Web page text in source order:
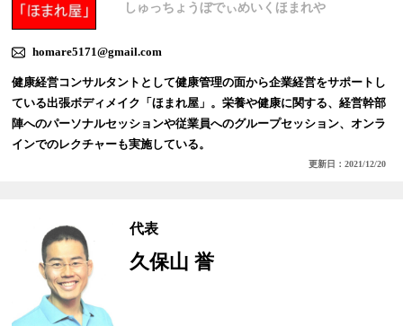
しゅっちょうぼでぃめいくほまれや
homare5171@gmail.com
健康経営コンサルタントとして健康管理の面から企業経営をサポートし
ている出張ボディメイク「ほまれ屋」。栄養や健康に関する、経営幹部
陣へのパーソナルセッションや従業員へのグループセッション、オンラ
インでのレクチャーも実施している。
更新日：2021/12/20
代表
久保山 誉